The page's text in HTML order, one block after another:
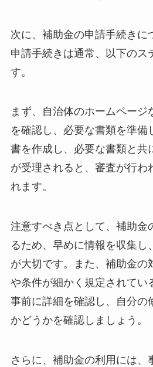
次に、補助金の申請手続きに
申請手続きは通常、以下のス
す。
まず、自治体のホームページ
を確認し、必要な書類を準備
書を作成し、必要な書類と共
が受理されると、審査が行わ
れます。
注意すべき点として、補助金
るため、早めに情報を収集し
が大切です。また、補助金の
や条件が細かく規定されてい
事前に詳細を確認し、自分の
かどうかを確認しましょう。
さらに、補助金の利用には、